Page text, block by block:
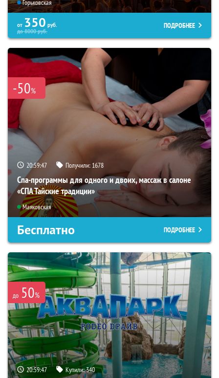
Горьковская
от 350 руб.
до8000руб.
ПОДРОБНЕЕ
-50%
20:59:45 Получили: 1678
Спа-программы для одного и двоих, массаж в салоне
«СПА Тайские традиции»
Маяковская
Бесплатно ПОДРОБНЕЕ
до 50%
20:59:45 Купили:340